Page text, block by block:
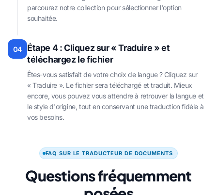
parcourez notre collection pour sélectionner l'option
souhaitée.
04
Étape 4 : Cliquez sur « Traduire » et
téléchargez le fichier
Êtes-vous satisfait de votre choix de langue ? Cliquez sur
« Traduire ». Le fichier sera téléchargé et traduit. Mieux
encore, vous pouvez vous attendre à retrouver la langue et
le style d'origine, tout en conservant une traduction fidèle à
vos besoins.
FAQ SUR LE TRADUCTEUR DE DOCUMENTS
Questions fréquemment